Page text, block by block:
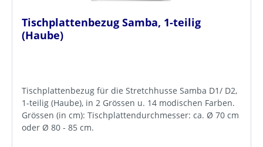
Tischplattenbezug Samba, 1-teilig
(Haube)
Tischplattenbezug für die Stretchhusse Samba D1/ D2,
1-teilig (Haube), in 2 Grössen u. 14 modischen Farben.
Grössen (in cm): Tischplattendurchmesser: ca. Ø 70 cm
oder Ø 80 - 85 cm.